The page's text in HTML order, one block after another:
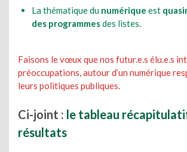
La thématique du numérique est
des programmesdes listes.
Faisons le vœux que nos futur.e.s élu.e.s
préoccupations, autour d’un numérique
leurs politiques publiques.
Ci-joint : le tableau
résultats